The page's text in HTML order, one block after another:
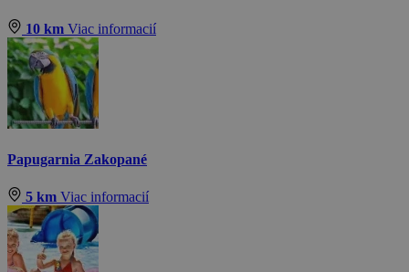
10 km Viac informacií
Papugarnia Zakopané
5 km Viac informacií